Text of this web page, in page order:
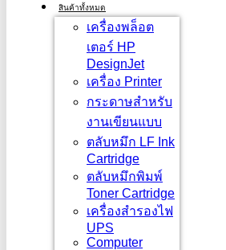
สินค้าทั้งหมด
เครื่องพล็อต
เตอร์ HP
DesignJet
เครื่อง Printer
กระดาษสำหรับ
งานเขียนแบบ
ตลับหมึก LF Ink
Cartridge
ตลับหมึกพิมพ์
Toner Cartridge
เครื่องสำรองไฟ
UPS
Computer